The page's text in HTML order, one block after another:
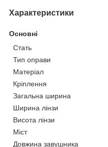
Характеристики
Основні
Стать
Тип оправи
Матеріал
Кріплення
Загальна ширина
Ширина лінзи
Висота лінзи
Міст
Довжина завушника